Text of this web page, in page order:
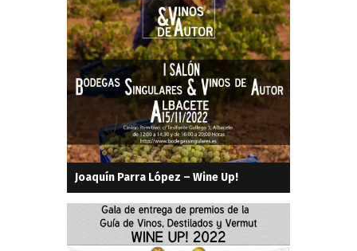
Joaquín Parra López – Wine Up!